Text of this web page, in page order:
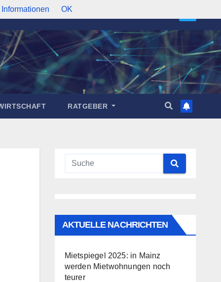
RATGEBER
AKTUELLE NACHRICHTEN
Mietspiegel 2025: in Mainz
werden Mietwohnungen noch
teurer
OK